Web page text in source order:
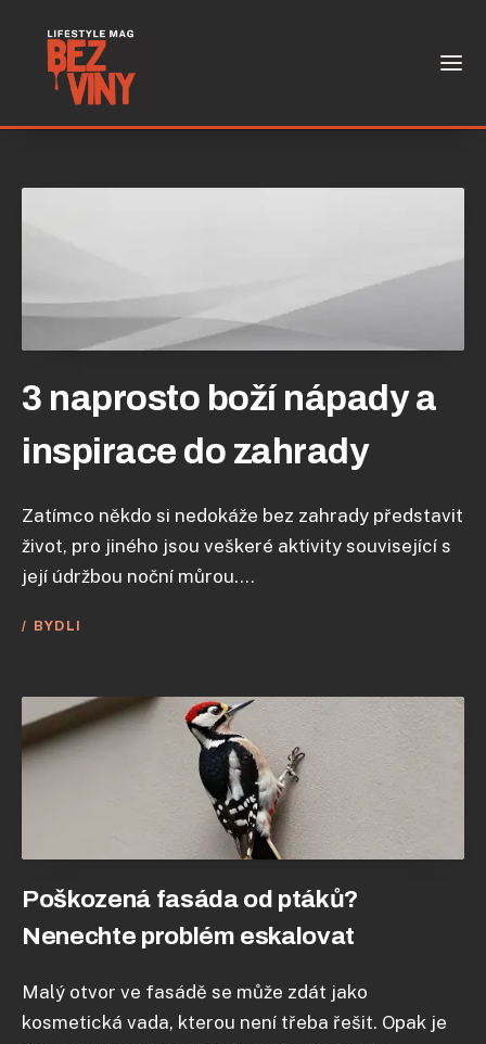
3 naprosto boží nápady a
inspirace do zahrady
Zatímco někdo si nedokáže bez zahrady představit
život, pro jiného jsou veškeré aktivity související s
její údržbou noční můrou....
BYDLI
Poškozená fasáda od ptáků?
Nenechte problém eskalovat
Malý otvor ve fasádě se může zdát jako
kosmetická vada, kterou není třeba řešit. Opak je